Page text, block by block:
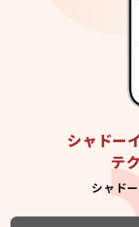
シャドー
テ
シャド